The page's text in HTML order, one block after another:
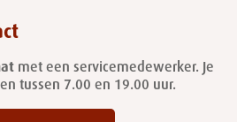
met een servicemedewerker. Je
tussen 7.00 en 19.00 uur.